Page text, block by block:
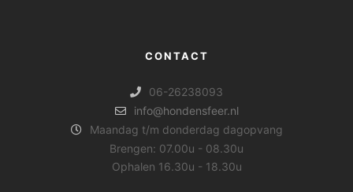
CONTACT
06-26238093
info@hondensfeer.nl
Maandag t/m donderdag dagopvang
Brengen: 07.00u - 08.30u
Ophalen 16.30u - 18.30u